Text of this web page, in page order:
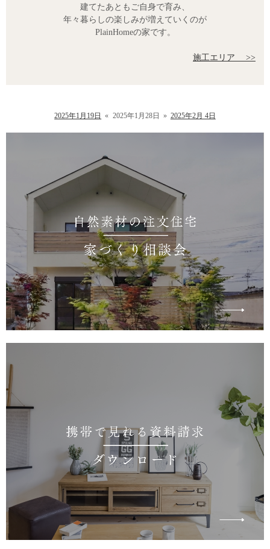
建てたあともご自身で育み、
年々暮らしの楽しみが増えていくのが
PlainHomeの家です。
施工エリア >>
2025年1月19日 « 2025年1月28日 » 2025年2月 4日